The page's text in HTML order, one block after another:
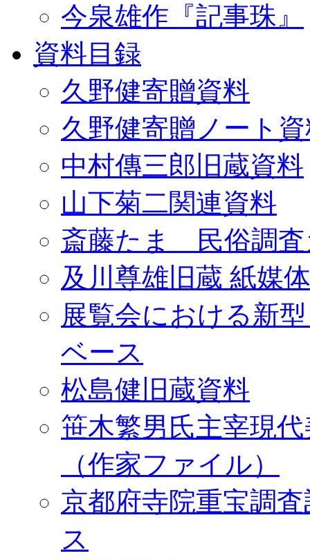
今泉雄作『記事珠』
資料目録
久野健寄贈資料
久野健寄贈ノート
中村傳三郎旧蔵資料
山下菊二関連資料
斎藤たま 民俗調査
及川尊雄旧蔵 紙媒
展覧会における新
ベース
松島健旧蔵資料
笹木繁男氏主宰現
（作家ファイル）
京都府寺院重宝調
ス